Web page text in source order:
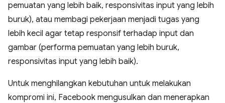
pemuatan yang lebih baik, responsivitas input yang lebih
buruk), atau membagi pekerjaan menjadi tugas yang
lebih kecil agar tetap responsif terhadap input dan
gambar (performa pemuatan yang lebih buruk,
responsivitas input yang lebih baik).
Untuk menghilangkan kebutuhan untuk melakukan
kompromi ini, Facebook mengusulkan dan menerapkan